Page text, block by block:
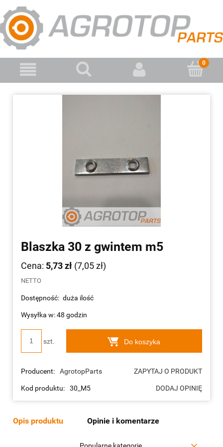
Blaszka 30 z gwintem m5
Cena: 5,73 zł (7,05 zł)
NETTO
Dostępność: duża ilość
Wysyłka w: 48 godzin
szt. Do koszyka
Producent: AgrotopParts ZAPYTAJ O PRODUKT
Kod produktu: 30_M5 DODAJ OPINIĘ
Opis produktu Opinie i komentarze